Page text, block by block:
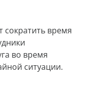
сократить время
во время
ситуации.